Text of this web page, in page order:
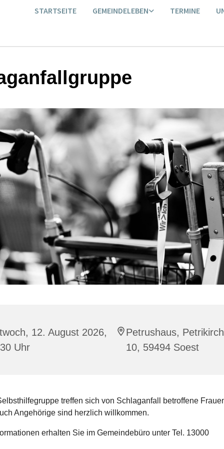
STARTSEITE GEMEINDELEBEN TERMINE
12. August 2026,
Uhr
Petrushaus,
10, 59494 Soest
treffen sich von Schlaganfall betroffene
Angehörige sind herzlich willkommen.
erhalten Sie im Gemeindebüro unter Tel. 13000